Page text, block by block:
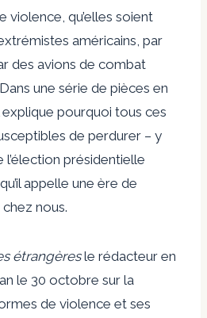
violence, qu’elles soient
américains, par
des avions de combat
une série de pièces en
explique pourquoi tous ces
de perdurer – y
l’élection présidentielle
appelle une ère de
nous.
étrangèresle rédacteur en
le 30 octobre sur la
de violence et ses